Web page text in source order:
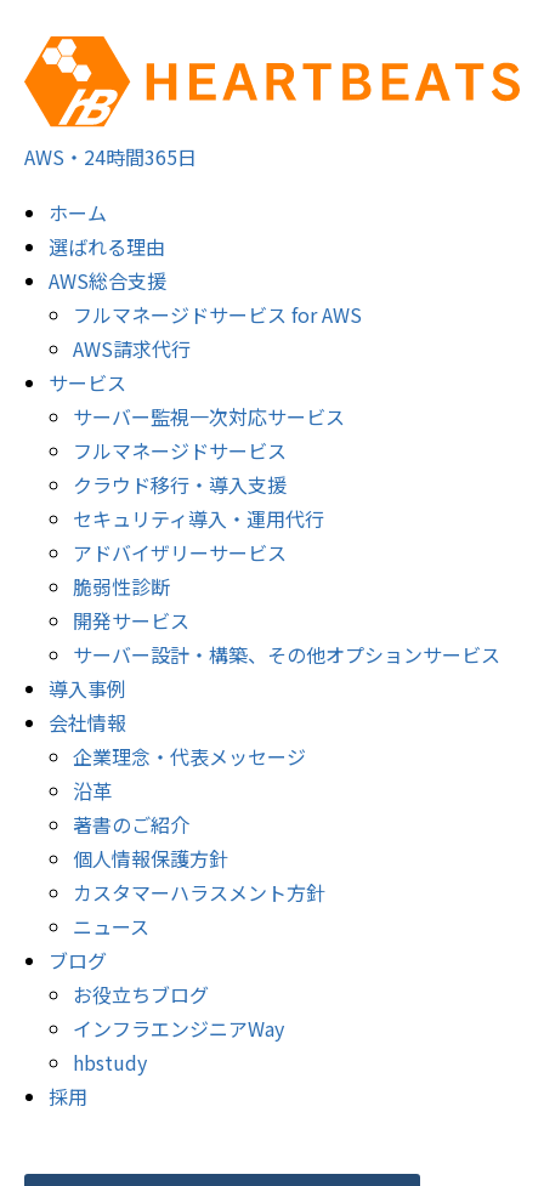
AWS・24時間365日
ホーム
選ばれる理由
AWS総合支援
フルマネージドサービス for AWS
AWS請求代行
サービス
サーバー監視一次対応サービス
フルマネージドサービス
クラウド移行・導入支援
セキュリティ導入・運用代行
アドバイザリーサービス
脆弱性診断
開発サービス
サーバー設計・構築、その他オプションサービス
導入事例
会社情報
企業理念・代表メッセージ
沿革
著書のご紹介
個人情報保護方針
カスタマーハラスメント方針
ニュース
ブログ
お役立ちブログ
インフラエンジニアWay
hbstudy
採用